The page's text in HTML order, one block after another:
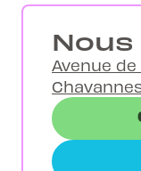
Avenue de